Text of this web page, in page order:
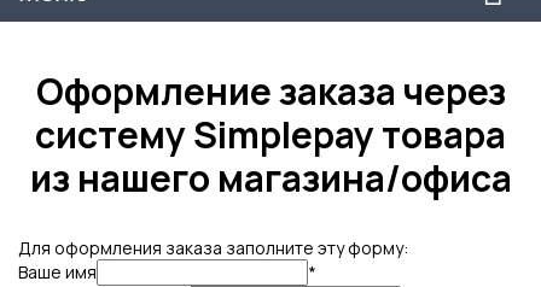
Оформление заказа через
систему Simplepay товара
из нашего магазина/офиса
Для оформления заказа заполните эту форму:
Ваше имя
*